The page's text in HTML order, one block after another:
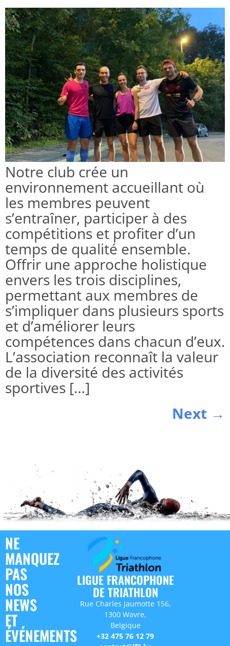
Notre club crée un
environnement accueillant où
les membres peuvent
s’entraîner, participer à des
compétitions et profiter d’un
temps de qualité ensemble.
Offrir une approche holistique
envers les trois disciplines,
permettant aux membres de
s’impliquer dans plusieurs sports
et d’améliorer leurs
compétences dans chacun d’eux.
L’association reconnaît la valeur
de la diversité des activités
sportives […]
Next →
LIGUE FRANCOPHONE
DE TRIATHLON
Rue Charles Jaumotte 156,
1300 Wavre,
Belgique
+32 475 76 12 79
NE
MANQUEZ
PAS
NOS
NEWS
ET
ÉVÉNEMENTS